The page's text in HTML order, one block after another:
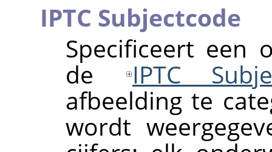
IPTC Subjectcode
Specificeert een
de
IPTC
afbeelding te
wordt